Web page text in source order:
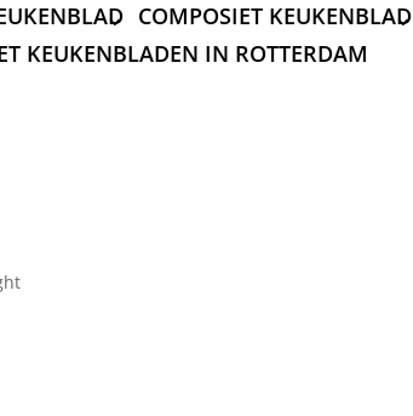
COMPOSIET KEUKENBLAD
KEUKENBLADEN IN ROTTERDAM